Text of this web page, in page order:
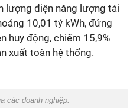
lượng điện năng lượng tái
10,01 tỷ kWh, đứng
huy động, chiếm 15,9%
xuất toàn hệ thống.
các doanh nghiệp.